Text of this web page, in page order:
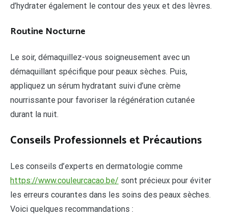
d’hydrater également le contour des yeux et des lèvres.
Routine Nocturne
Le soir, démaquillez-vous soigneusement avec un
démaquillant spécifique pour peaux sèches. Puis,
appliquez un sérum hydratant suivi d’une crème
nourrissante pour favoriser la régénération cutanée
durant la nuit.
Conseils Professionnels et Précautions
Les conseils d’experts en dermatologie comme
https://www.couleurcacao.be/ sont précieux pour éviter
les erreurs courantes dans les soins des peaux sèches.
Voici quelques recommandations :